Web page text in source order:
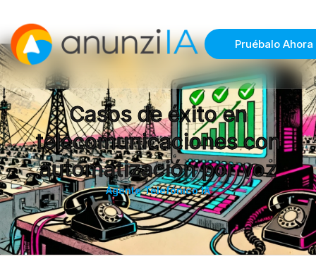
Pruébalo Ahora
Casos de éxito en
telecomunicaciones con
automatización por voz
Agente Telefónico IA